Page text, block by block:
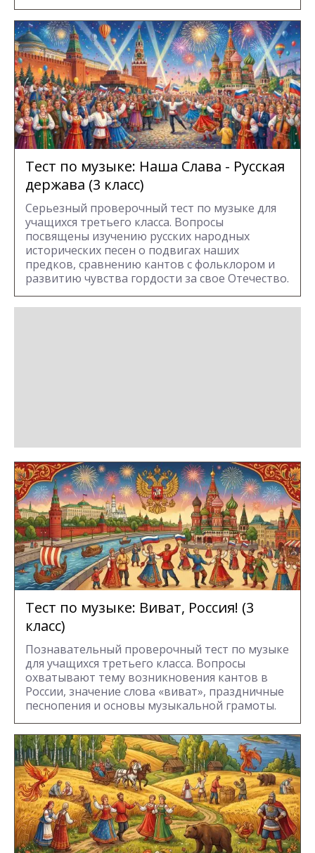
Тест по музыке: Наша Слава - Русская
держава (3 класс)
Серьезный проверочный тест по музыке для
учащихся третьего класса. Вопросы
посвящены изучению русских народных
исторических песен о подвигах наших
предков, сравнению кантов с фольклором и
развитию чувства гордости за свое Отечество.
Тест по музыке: Виват, Россия! (3
класс)
Познавательный проверочный тест по музыке
для учащихся третьего класса. Вопросы
охватывают тему возникновения кантов в
России, значение слова «виват», праздничные
песнопения и основы музыкальной грамоты.